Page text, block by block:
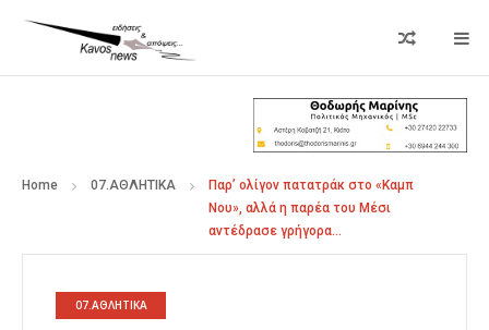
Home 07.ΑΘΛΗΤΙΚΑ
Παρ’ ολίγον πατατράκ στο «Καμπ
Νου», αλλά η παρέα του Μέσι
αντέδρασε γρήγορα…
07.ΑΘΛΗΤΙΚΑ